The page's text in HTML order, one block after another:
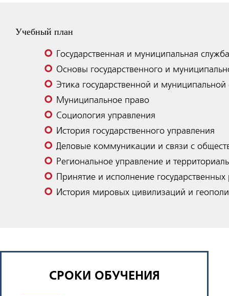
Учебный план
Государственная и муниципальная служба
Основы государственного и
Этика государственной и
Муниципальное право
Социология управления
История государственного управления
Деловые коммуникации и связи с
Региональное управление и
Принятие и исполнение
История мировых цивилизаций и
СРОКИ ОБУЧЕНИЯ